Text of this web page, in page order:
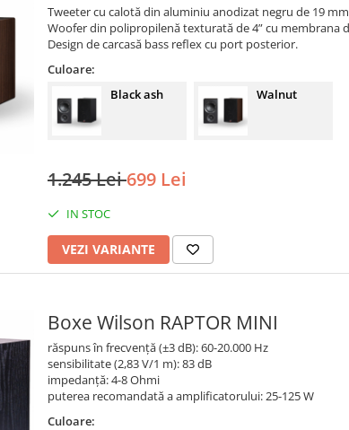
Tweeter cu calotă din aluminiu anodizat negru de 19
Woofer din polipropilenă texturată de 4” cu membrana
Design de carcasă bass reflex cu port posterior.
Culoare:
Black ash
Walnut
1.245 Lei699 Lei
IN STOC
VEZI VARIANTE
Boxe Wilson RAPTOR MINI
răspuns în frecvență (±3 dB): 60-20.000 Hz
sensibilitate (2,83 V/1 m): 83 dB
impedanță: 4-8 Ohmi
puterea recomandată a amplificatorului: 25-125 W
Culoare: